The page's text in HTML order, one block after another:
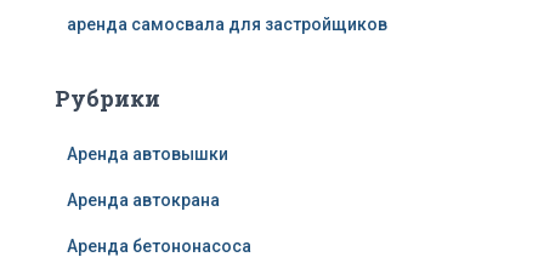
аренда самосвала для застройщиков
Рубрики
Аренда автовышки
Аренда автокрана
Аренда бетононасоса